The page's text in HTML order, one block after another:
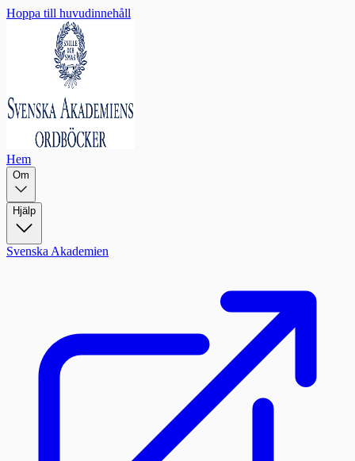
Hoppa till huvudinnehåll
Hem
Om
Hjälp
Svenska Akademien